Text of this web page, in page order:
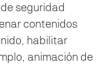
seguridad
contenidos
habilitar
animación de